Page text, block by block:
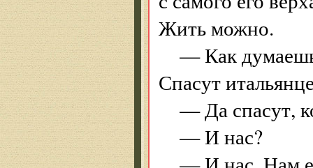
Жить можно.
— Как
Спасут
— Да спасут,
— И нас?